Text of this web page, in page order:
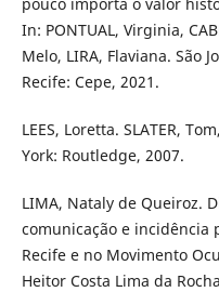
In: PONTUAL, Virginia,
Melo, LIRA, Flaviana. São
Recife: Cepe, 2021.
LEES, Loretta. SLATER,
York: Routledge, 2007.
LIMA, Nataly de Queiroz.
comunicação e incidência
Recife e no Movimento
Heitor Costa Lima da